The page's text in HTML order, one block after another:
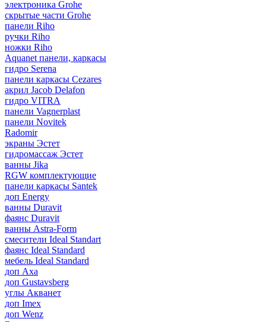
электроника Grohe
скрытые части Grohe
панели Riho
ручки Riho
ножки Riho
Aquanet панели, каркасы
гидро Serena
панели каркасы Cezares
акрил Jacob Delafon
гидро VITRA
панели Vagnerplast
панели Novitek
Radomir
экраны Эстет
гидромассаж Эстет
ванны Jika
RGW комплектующие
панели каркасы Santek
доп Energy
ванны Duravit
фаянс Duravit
ванны Astra-Form
смесители Ideal Standart
фаянс Ideal Standard
мебель Ideal Standard
доп Axa
доп Gustavsberg
углы Акванет
доп Imex
доп Wenz